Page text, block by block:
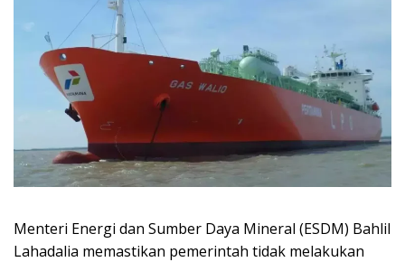
Menteri Energi dan Sumber Daya Mineral (ESDM) Bahlil
Lahadalia memastikan pemerintah tidak melakukan